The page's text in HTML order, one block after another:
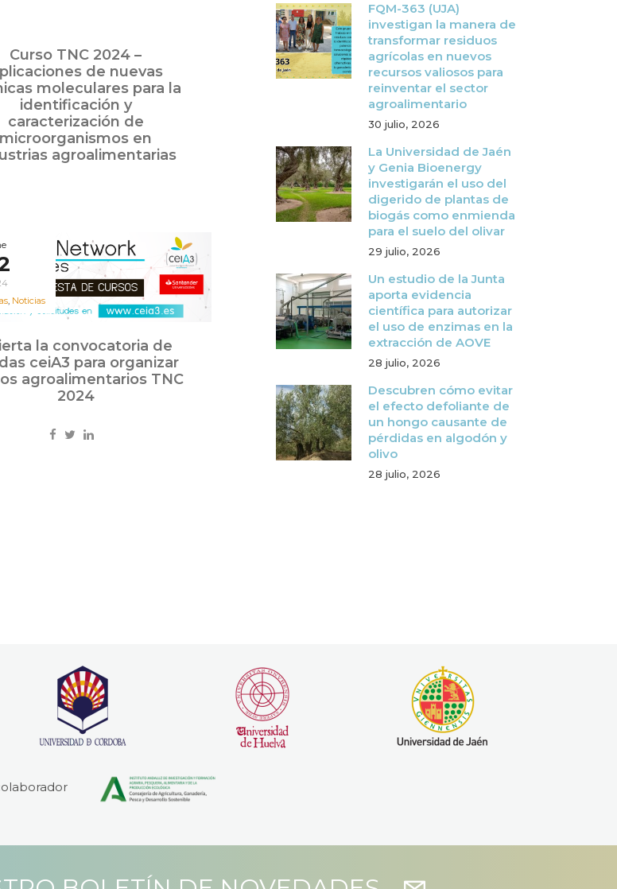
Curso TNC 2024 –
de nuevas
moleculares para la
identificación y
caracterización de
microorganismos en
agroalimentarias
, Noticias
la convocatoria de
ceiA3 para organizar
agroalimentarios TNC
2024
FQM-363 (UJA)
investigan la manera de
transformar residuos
agrícolas en nuevos
recursos valiosos para
reinventar el sector
agroalimentario
30 julio, 2026
La Universidad de Jaén
y Genia Bioenergy
investigarán el uso del
digerido de plantas de
biogás como enmienda
para el suelo del olivar
29 julio, 2026
Un estudio de la Junta
aporta evidencia
científica para autorizar
el uso de enzimas en la
extracción de AOVE
28 julio, 2026
Descubren cómo evitar
el efecto defoliante de
un hongo causante de
pérdidas en algodón y
olivo
28 julio, 2026